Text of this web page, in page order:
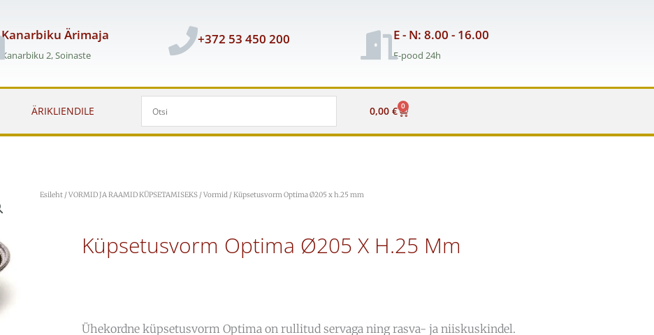
Kanarbiku Ärimaja
Kanarbiku 2, Soinaste
+372 53 450 200 E - N: 8.00 - 16.00
E-pood 24h
ÄRIKLIENDILE 0,00 € 0
Cart
Esileht/VORMID JA RAAMID KÜPSETAMISEKS/Vormid/ Küpsetusvorm Optima Ø205 x h.25 mm
Küpsetusvorm Optima Ø205 X H.25 Mm
Ühekordne küpsetusvorm Optima on rullitud servaga ning rasva- ja niiskuskindel.